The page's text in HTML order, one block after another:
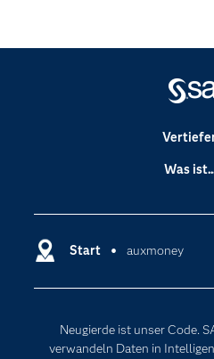
Start auxmoney
Neugierde ist unser Code.
verwandeln Daten in
Was
Data
Künstliche